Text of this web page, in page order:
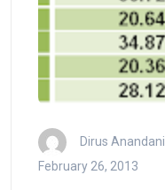
Dirus Anandani
February 26, 2013